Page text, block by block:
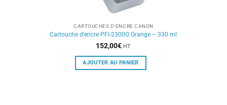
CARTOUCHES D'ENCRE CANON
Cartouche d’encre PFI-2300O Orange – 330 ml
152,00€ HT
AJOUTER AU PANIER